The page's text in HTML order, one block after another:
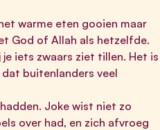
warme eten gooien maar
God of Allah als hetzelfde.
iets zwaars ziet tillen. Het is
dat buitenlanders veel
Joke wist niet zo
over had, en zich afvroeg